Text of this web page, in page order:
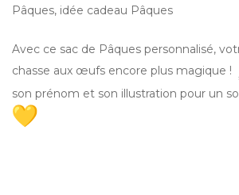
Pâques, idée cadeau Pâques
Avec ce sac de Pâques personnalisé,
chasse aux œufs encore plus magique !
son prénom et son illustration pour un